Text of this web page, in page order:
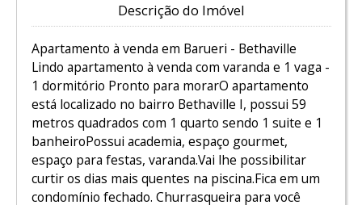
Descrição do Imóvel
Apartamento à venda em Barueri - Bethaville
Lindo apartamento à venda com varanda e 1 vaga -
1 dormitório Pronto para morarO apartamento
está localizado no bairro Bethaville I, possui 59
metros quadrados com 1 quarto sendo 1 suite e 1
banheiroPossui academia, espaço gourmet,
espaço para festas, varanda.Vai lhe possibilitar
curtir os dias mais quentes na piscina.Fica em um
condomínio fechado. Churrasqueira para você